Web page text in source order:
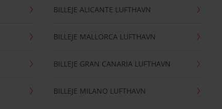
BILLEJE ALICANTE LUFTHAVN
BILLEJE MALLORCA LUFTHAVN
BILLEJE GRAN CANARIA LUFTHAVN
BILLEJE MILANO LUFTHAVN